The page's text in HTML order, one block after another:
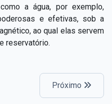
a água, por exemplo,
e efetivas, sob a
ao qual elas servem
reservatório.
Próximo